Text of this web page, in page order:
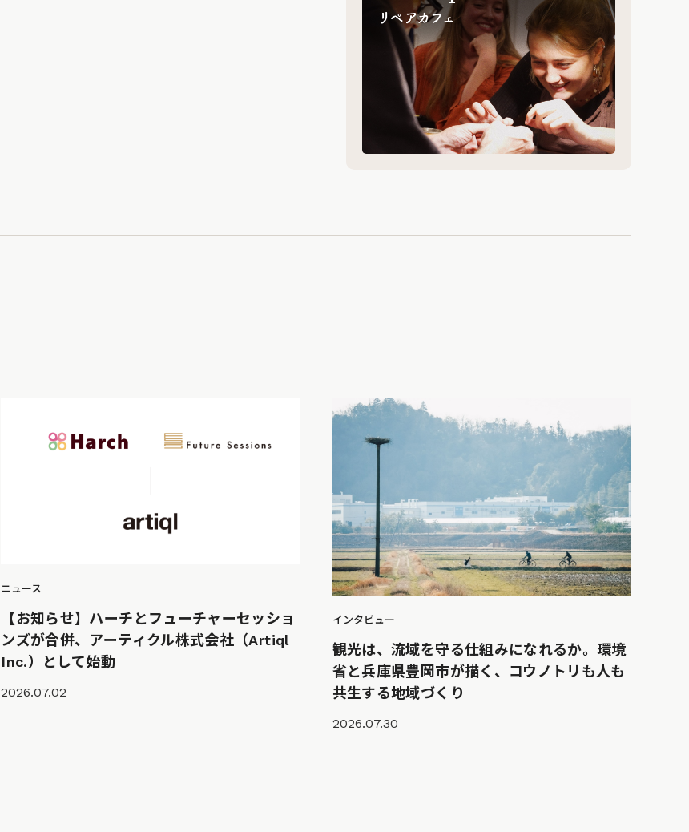
ニュース
【お知らせ】ハーチとフューチャーセッショ
ンズが合併、アーティクル株式会社（Artiql
Inc.）として始動
2026.07.02
インタビュー
観光は、流域を守る仕組みになれるか。環境
省と兵庫県豊岡市が描く、コウノトリも人も
共生する地域づくり
2026.07.30